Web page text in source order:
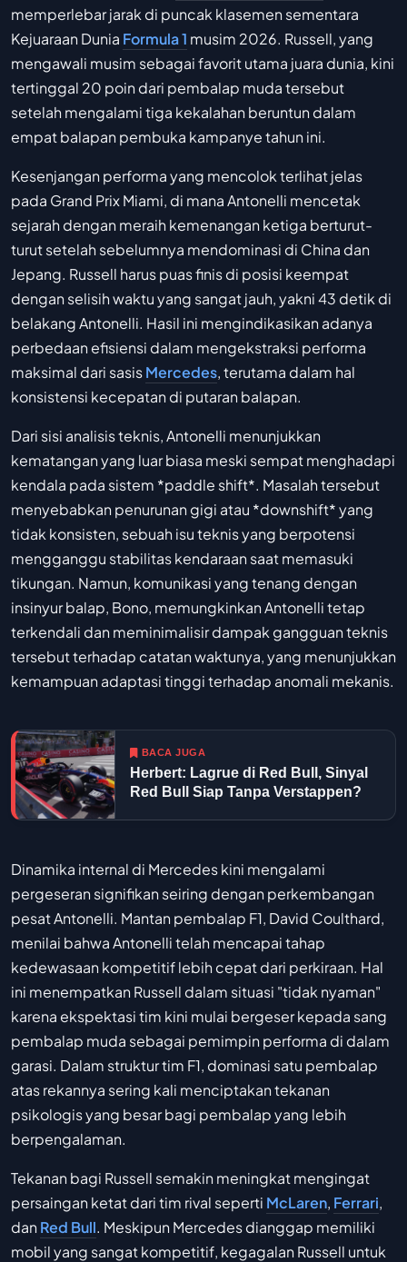
memperlebar jarak di puncak klasemen sementara
Kejuaraan Dunia Formula 1 musim 2026. Russell, yang
mengawali musim sebagai favorit utama juara dunia, kini
tertinggal 20 poin dari pembalap muda tersebut
setelah mengalami tiga kekalahan beruntun dalam
empat balapan pembuka kampanye tahun ini.
Kesenjangan performa yang mencolok terlihat jelas
pada Grand Prix Miami, di mana Antonelli mencetak
sejarah dengan meraih kemenangan ketiga berturut-
turut setelah sebelumnya mendominasi di China dan
Jepang. Russell harus puas finis di posisi keempat
dengan selisih waktu yang sangat jauh, yakni 43 detik di
belakang Antonelli. Hasil ini mengindikasikan adanya
perbedaan efisiensi dalam mengekstraksi performa
maksimal dari sasisMercedes, terutama dalam hal
konsistensi kecepatan di putaran balapan.
Dari sisi analisis teknis, Antonelli menunjukkan
kematangan yang luar biasa meski sempat menghadapi
kendala pada sistem *paddle shift*. Masalah tersebut
menyebabkan penurunan gigi atau *downshift* yang
tidak konsisten, sebuah isu teknis yang berpotensi
mengganggu stabilitas kendaraan saat memasuki
tikungan. Namun, komunikasi yang tenang dengan
insinyur balap, Bono, memungkinkan Antonelli tetap
terkendali dan meminimalisir dampak gangguan teknis
tersebut terhadap catatan waktunya, yang menunjukkan
kemampuan adaptasi tinggi terhadap anomali mekanis.
BACA JUGA
Herbert: Lagrue di Red Bull, Sinyal
Red Bull Siap Tanpa Verstappen?
Dinamika internal di Mercedes kini mengalami
pergeseran signifikan seiring dengan perkembangan
pesat Antonelli. Mantan pembalap F1, David Coulthard,
menilai bahwa Antonelli telah mencapai tahap
kedewasaan kompetitif lebih cepat dari perkiraan. Hal
ini menempatkan Russell dalam situasi "tidak nyaman"
karena ekspektasi tim kini mulai bergeser kepada sang
pembalap muda sebagai pemimpin performa di dalam
garasi. Dalam struktur tim F1, dominasi satu pembalap
atas rekannya sering kali menciptakan tekanan
psikologis yang besar bagi pembalap yang lebih
berpengalaman.
Tekanan bagi Russell semakin meningkat mengingat
persaingan ketat dari tim rival seperti McLaren, Ferrari,
danRed Bull. Meskipun Mercedes dianggap memiliki
mobil yang sangat kompetitif, kegagalan Russell untuk